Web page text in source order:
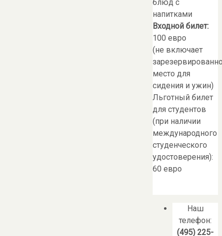
блюд с
напитками
Входной билет:
100 евро
(не включает
место для
сидения и ужин)
Льготный билет
для студентов
(при наличии
международного
студенческого
удостоверения):
60 евро
Наш
телефон:
(495) 225-